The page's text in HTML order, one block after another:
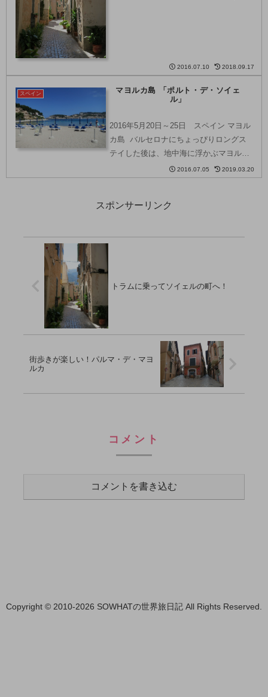
2016.07.10 2018.09.17
スペイン
マヨルカ島 「ポルト・デ・ソイェ
ル」
2016年5月20日～25日 スペイン マヨル
カ島 バルセロナにちょっぴりロングス
テイした後は、地中海に浮かぶマヨルカ
島へやって来ました。バルセロナからマ
ヨルカ島までは、飛行機でたったの50
利...
2016.07.05 2019.03.20
スポンサーリンク
トラムに乗ってソイェルの町へ！
街歩きが楽しい！パルマ・デ・マヨ
ルカ
コメント
コメントを書き込む
Copyright © 2010-2026 SOWHATの世界旅日記 All Rights Reserved.